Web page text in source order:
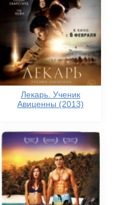
Лекарь. Ученик
Авиценны (2013)